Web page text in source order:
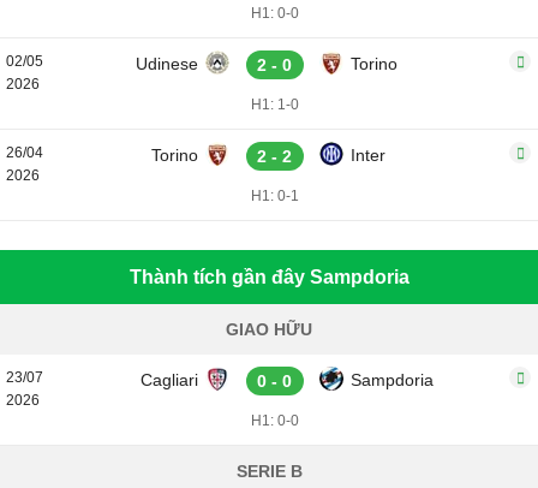
H1: 0-0
02/05
2026
Udinese 2 - 0 Torino
H1: 1-0
26/04
2026
Torino 2 - 2 Inter
H1: 0-1
Thành tích gần đây Sampdoria
GIAO HỮU
23/07
2026
Cagliari 0 - 0 Sampdoria
H1: 0-0
SERIE B